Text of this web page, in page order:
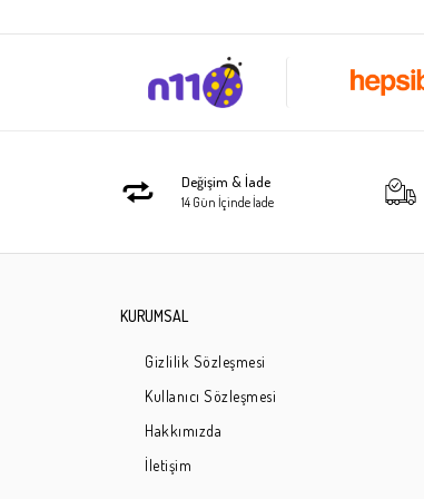
Değişim & İade
14 Gün İçinde İade
KURUMSAL
Gizlilik Sözleşmesi
Kullanıcı Sözleşmesi
Hakkımızda
İletişim